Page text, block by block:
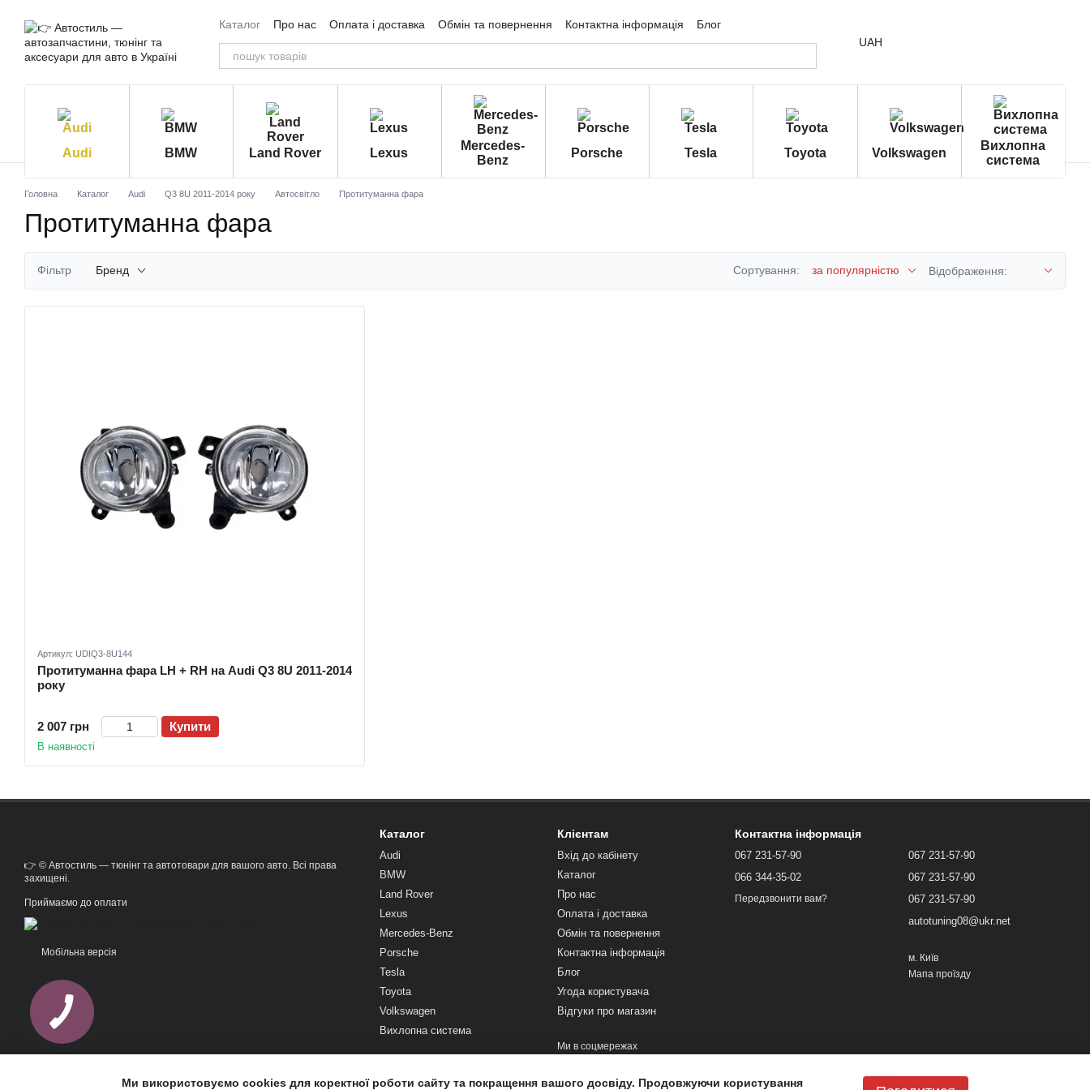
Каталог
Про нас Оплата і доставка Обмін та повернення Контактна інформація
Блог
Угода користувача
Відгуки про магазин UAH
Audi BMW Land Rover Lexus
Mercedes-
Benz
Porsche Tesla Toyota Volkswagen
Вихлопна
система
Головна Каталог Audi Q3 8U 2011-2014 року Автосвітло Протитуманна фара
Протитуманна фара
Фільтр Бренд Сортування: за популярністю Відображення:
Артикул: UDIQ3-8U144
Протитуманна фара LH + RH на Audi Q3 8U 2011-2014
року
2 007 грн Купити
В наявності
👉 © Автостиль — тюнінг та автотовари для вашого авто. Всі права
захищені.
Приймаємо до оплати
Мобільна версія
Каталог
Audi
BMW
Land Rover
Lexus
Mercedes-Benz
Porsche
Tesla
Toyota
Volkswagen
Вихлопна система
Клієнтам
Вхід до кабінету
Каталог
Про нас
Оплата і доставка
Обмін та повернення
Контактна інформація
Блог
Угода користувача
Відгуки про магазин
Ми в соцмережах
Контактна інформація
067 231-57-90
066 344-35-02
Передзвонити вам?
067 231-57-90
067 231-57-90
067 231-57-90
autotuning08@ukr.net
м. Київ
Мапа проїзду
Ми використовуємо cookies для коректної роботи сайту та покращення вашого досвіду. Продовжуючи користування